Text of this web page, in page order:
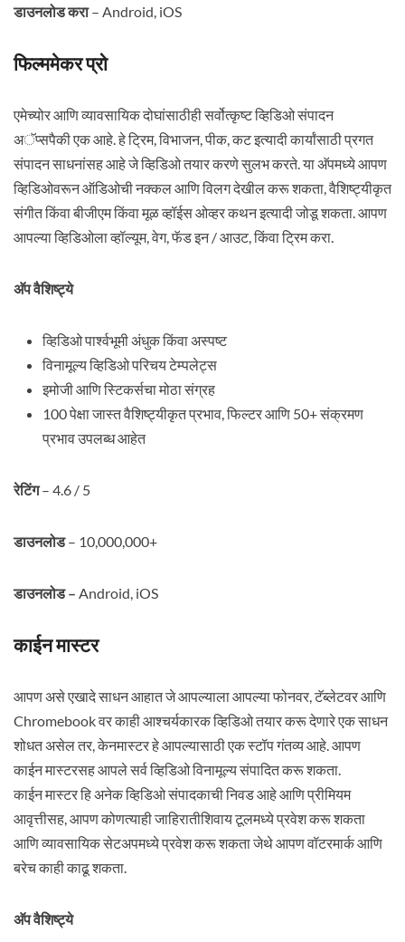
डाउनलोड करा– Android, iOS
फिल्ममेकर प्रो
एमेच्योर आणि व्यावसायिक दोघांसाठीही सर्वोत्कृष्ट व्हिडिओ संपादन
अॅप्सपैकी एक आहे. हे ट्रिम, विभाजन, पीक, कट इत्यादी कार्यांसाठी प्रगत
संपादन साधनांसह आहे जे व्हिडिओ तयार करणे सुलभ करते. या अ‍ॅपमध्ये आपण
व्हिडिओवरून ऑडिओची नक्कल आणि विलग देखील करू शकता, वैशिष्ट्यीकृत
संगीत किंवा बीजीएम किंवा मूळ व्हॉईस ओव्हर कथन इत्यादी जोडू शकता. आपण
आपल्या व्हिडिओला व्हॉल्यूम, वेग, फॅड इन / आउट, किंवा ट्रिम करा.
अ‍ॅप वैशिष्ट्ये
व्हिडिओ पार्श्वभूमी अंधुक किंवा अस्पष्ट
विनामूल्य व्हिडिओ परिचय टेम्पलेट्स
इमोजी आणि स्टिकर्सचा मोठा संग्रह
100 पेक्षा जास्त वैशिष्ट्यीकृत प्रभाव, फिल्टर आणि 50+ संक्रमण
प्रभाव उपलब्ध आहेत
रेटिंग– 4.6 / 5
डाउनलोड– 10,000,000+
डाउनलोड – Android, iOS
काईन मास्टर
आपण असे एखादे साधन आहात जे आपल्याला आपल्या फोनवर, टॅब्लेटवर आणि
Chromebook वर काही आश्चर्यकारक व्हिडिओ तयार करू देणारे एक साधन
शोधत असेल तर, केनमास्टर हे आपल्यासाठी एक स्टॉप गंतव्य आहे. आपण
काईन मास्टरसह आपले सर्व व्हिडिओ विनामूल्य संपादित करू शकता.
काईन मास्टर हि अनेक व्हिडिओ संपादकाची निवड आहे आणि प्रीमियम
आवृत्तीसह, आपण कोणत्याही जाहिरातीशिवाय टूलमध्ये प्रवेश करू शकता
आणि व्यावसायिक सेटअपमध्ये प्रवेश करू शकता जेथे आपण वॉटरमार्क आणि
बरेच काही काढू शकता.
अ‍ॅप वैशिष्ट्ये